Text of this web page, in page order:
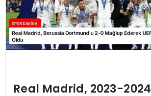
Real Madrid, 2023-2024